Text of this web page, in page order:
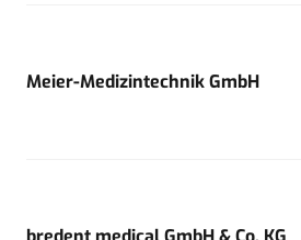
Meier-Medizintechnik GmbH